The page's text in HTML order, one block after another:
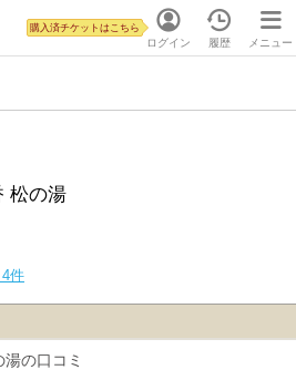
ログイン
購入済チケットはこちら
履歴 メニュー
松の湯
件
の口コミ